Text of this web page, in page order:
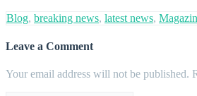
Blog, breaking news, latest news,
Leave a Comment
Your email address will not be published.